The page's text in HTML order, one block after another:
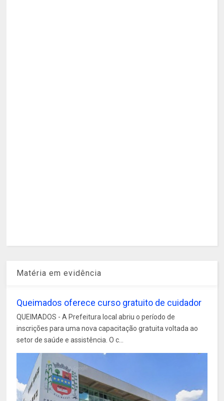
Matéria em evidência
Queimados oferece curso gratuito de cuidador
QUEIMADOS - A Prefeitura local abriu o período de
inscrições para uma nova capacitação gratuita voltada ao
setor de saúde e assistência. O c...